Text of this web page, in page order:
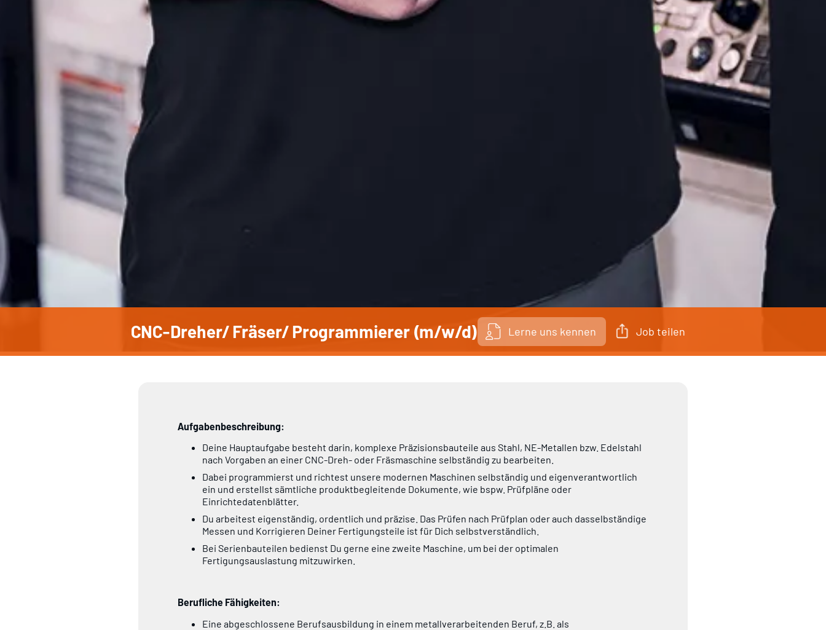
CNC-Dreher/ Fräser/ Programmierer (m/w/d) Lerne uns kennen Job teilen
Aufgabenbeschreibung:
Deine Hauptaufgabe besteht darin, komplexe Präzisionsbauteile aus Stahl, NE-Metallen bzw. Edelstahl
nach Vorgaben an einer CNC-Dreh- oder Fräsmaschine selbständig zu bearbeiten.
Dabei programmierst und richtest unsere modernen Maschinen selbständig und eigenverantwortlich
ein und erstellst sämtliche produktbegleitende Dokumente, wie bspw. Prüfpläne oder
Einrichtedatenblätter.
Du arbeitest eigenständig, ordentlich und präzise. Das Prüfen nach Prüfplan oder auch dasselbständige
Messen und Korrigieren Deiner Fertigungsteile ist für Dich selbstverständlich.
Bei Serienbauteilen bedienst Du gerne eine zweite Maschine, um bei der optimalen
Fertigungsauslastung mitzuwirken.
Berufliche Fähigkeiten:
Eine abgeschlossene Berufsausbildung in einem metallverarbeitenden Beruf, z.B. als